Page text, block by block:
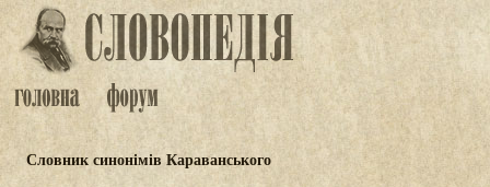
Словник синонімів Караванського